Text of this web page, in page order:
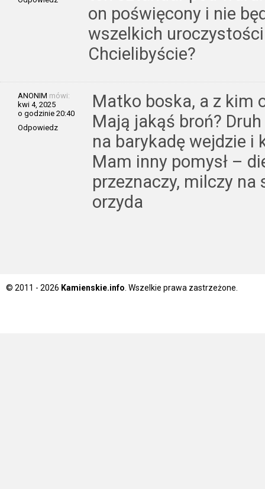
on poświęcony i nie
wszelkich
Chcielibyście?
ANONIM mówi:
kwi 4, 2025
o godzinie 20:40
Odpowiedz
Matko boska, a z kim
Mają jakąś broń?
na barykadę wejdzie i
Mam inny pomysł –
przeznaczy, milczy
orzyda
© 2011 - 2026 Kamienskie.info . Wszelkie prawa zastrzeżone.